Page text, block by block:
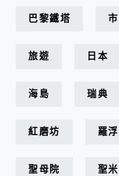
巴黎鐵塔
旅遊 日本
海島 瑞典
紅磨坊 羅
聖母院 聖